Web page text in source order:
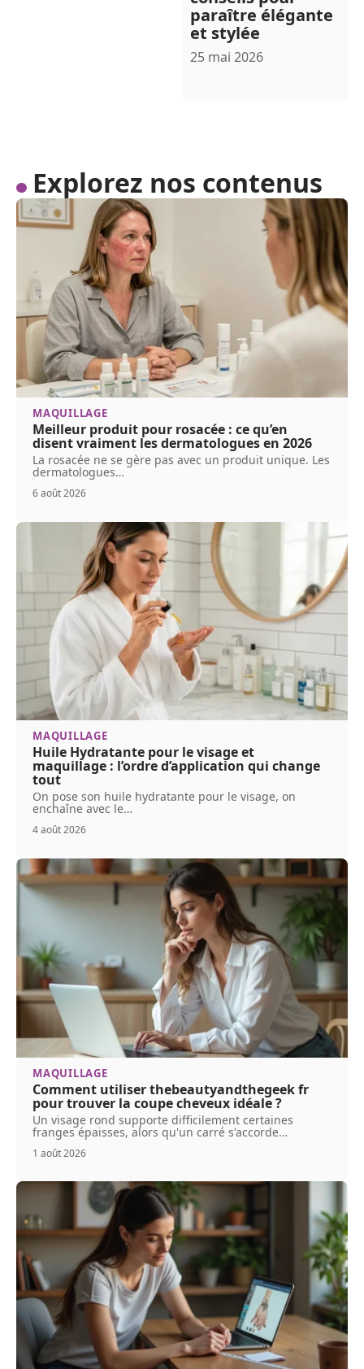
paraître élégante
et stylée
25 mai 2026
Explorez nos contenus
MAQUILLAGE
Meilleur produit pour rosacée : ce qu’en
disent vraiment les dermatologues en 2026
La rosacée ne se gère pas avec un produit unique. Les
dermatologues…
6 août 2026
MAQUILLAGE
Huile Hydratante pour le visage et
maquillage : l’ordre d’application qui change
tout
On pose son huile hydratante pour le visage, on
enchaîne avec le…
4 août 2026
MAQUILLAGE
Comment utiliser thebeautyandthegeek fr
pour trouver la coupe cheveux idéale ?
Un visage rond supporte difficilement certaines
franges épaisses, alors qu'un carré s'accorde…
1 août 2026